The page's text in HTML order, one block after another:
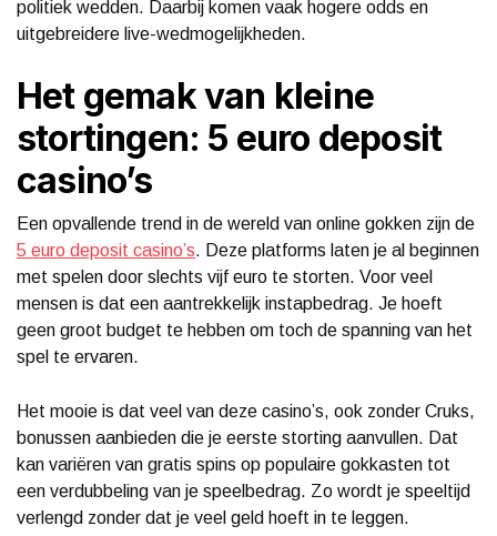
politiek wedden. Daarbij komen vaak hogere odds en
uitgebreidere live-wedmogelijkheden.
Het gemak van kleine
stortingen: 5 euro deposit
casino’s
Een opvallende trend in de wereld van online gokken zijn de
5 euro deposit casino’s. Deze platforms laten je al beginnen
met spelen door slechts vijf euro te storten. Voor veel
mensen is dat een aantrekkelijk instapbedrag. Je hoeft
geen groot budget te hebben om toch de spanning van het
spel te ervaren.
Het mooie is dat veel van deze casino’s, ook zonder Cruks,
bonussen aanbieden die je eerste storting aanvullen. Dat
kan variëren van gratis spins op populaire gokkasten tot
een verdubbeling van je speelbedrag. Zo wordt je speeltijd
verlengd zonder dat je veel geld hoeft in te leggen.